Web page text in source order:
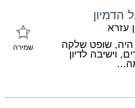
הדמיון
שמירה
עזרא
היה, שופט שלקה
וישיבה לדיון